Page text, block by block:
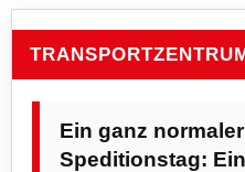
Ein ganz normaler
Speditionstag: